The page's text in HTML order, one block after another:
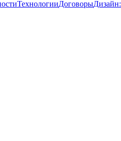
ТехнологииДоговорыДизайн: